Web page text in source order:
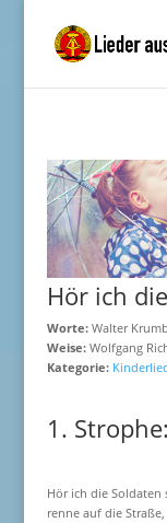
Hör ich
Worte:Walter
Weise:Wolfgang
Kategorie:
1. Strophe:
Hör ich die Soldaten
renne auf die